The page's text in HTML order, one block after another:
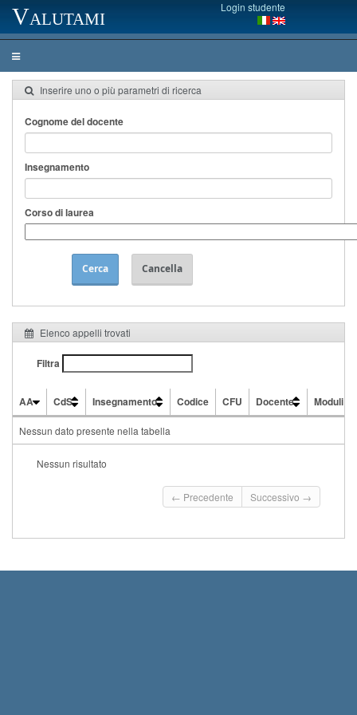
Valutami Login studente
Inserire uno o più parametri di ricerca
Cognome del docente
Insegnamento
Corso di laurea
Cerca Cancella
Elenco appelli trovati
Filtra
AA CdS Insegnamento Codice CFU Docente
Moduli
Nessun dato presente nella tabella
Nessun risultato
← Precedente Successivo →